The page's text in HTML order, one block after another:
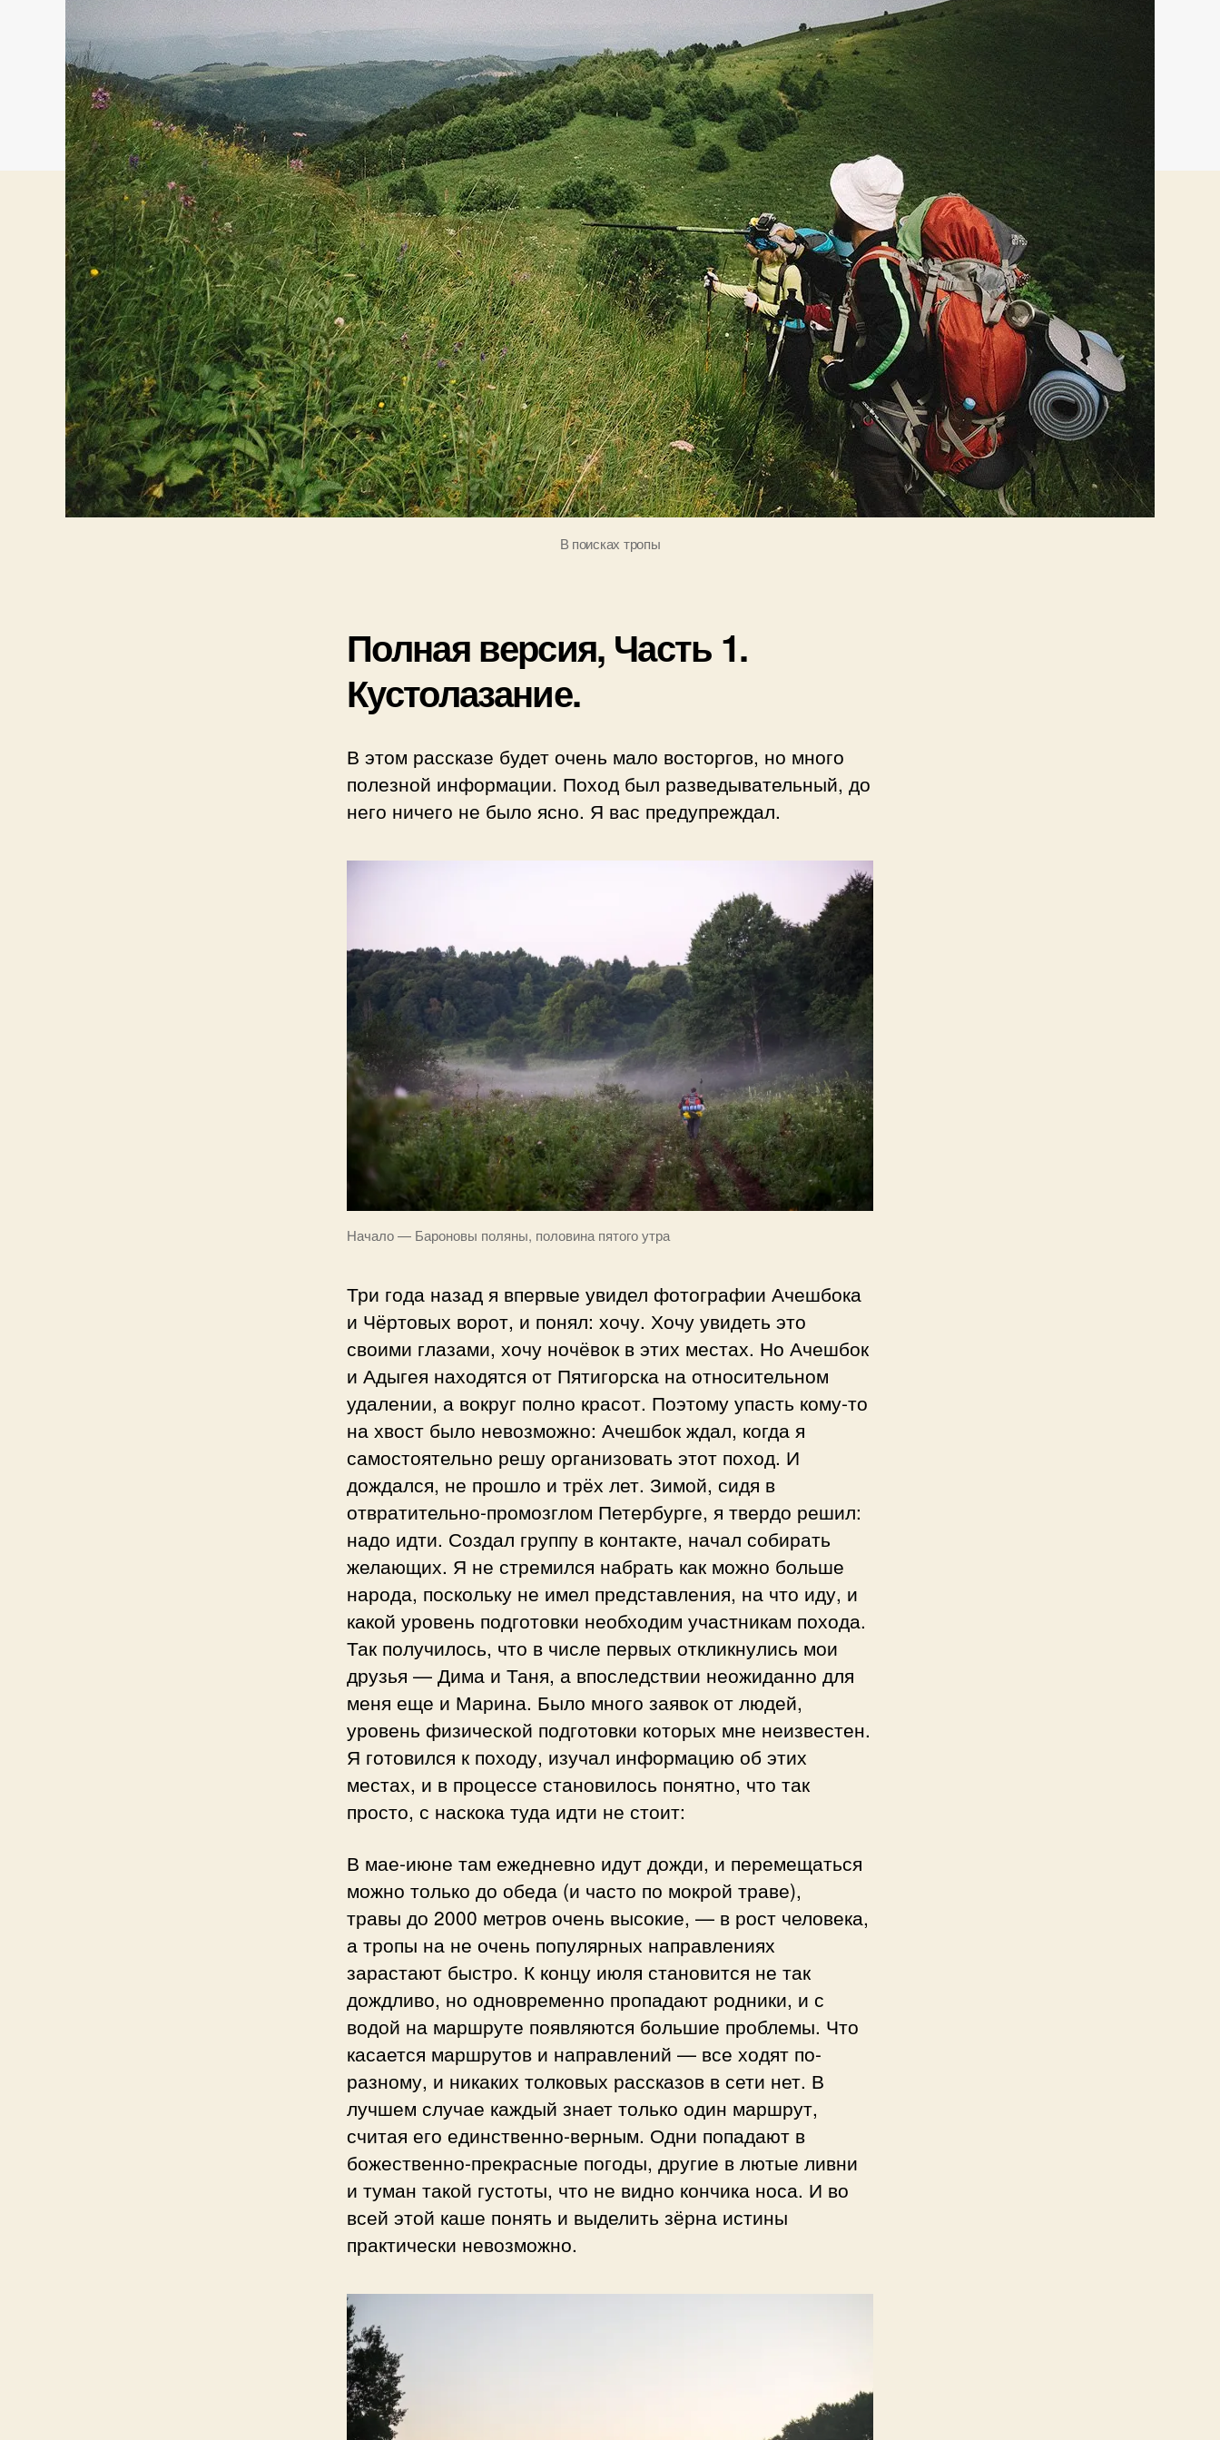
В поисках тропы
Полная версия, Часть 1.
Кустолазание.
В этом рассказе будет очень мало восторгов, но много
полезной информации. Поход был разведывательный, до
него ничего не было ясно. Я вас предупреждал.
Начало — Бароновы поляны, половина пятого утра
Три года назад я впервые увидел фотографии Ачешбока
и Чёртовых ворот, и понял: хочу. Хочу увидеть это
своими глазами, хочу ночёвок в этих местах. Но Ачешбок
и Адыгея находятся от Пятигорска на относительном
удалении, а вокруг полно красот. Поэтому упасть кому-то
на хвост было невозможно: Ачешбок ждал, когда я
самостоятельно решу организовать этот поход. И
дождался, не прошло и трёх лет. Зимой, сидя в
отвратительно-промозглом Петербурге, я твердо решил:
надо идти. Создал группу в контакте, начал собирать
желающих. Я не стремился набрать как можно больше
народа, поскольку не имел представления, на что иду, и
какой уровень подготовки необходим участникам похода.
Так получилось, что в числе первых откликнулись мои
друзья — Дима и Таня, а впоследствии неожиданно для
меня еще и Марина. Было много заявок от людей,
уровень физической подготовки которых мне неизвестен.
Я готовился к походу, изучал информацию об этих
местах, и в процессе становилось понятно, что так
просто, с наскока туда идти не стоит:
В мае-июне там ежедневно идут дожди, и перемещаться
можно только до обеда (и часто по мокрой траве),
травы до 2000 метров очень высокие, — в рост человека,
а тропы на не очень популярных направлениях
зарастают быстро. К концу июля становится не так
дождливо, но одновременно пропадают родники, и с
водой на маршруте появляются большие проблемы. Что
касается маршрутов и направлений — все ходят по-
разному, и никаких толковых рассказов в сети нет. В
лучшем случае каждый знает только один маршрут,
считая его единственно-верным. Одни попадают в
божественно-прекрасные погоды, другие в лютые ливни
и туман такой густоты, что не видно кончика носа. И во
всей этой каше понять и выделить зёрна истины
практически невозможно.